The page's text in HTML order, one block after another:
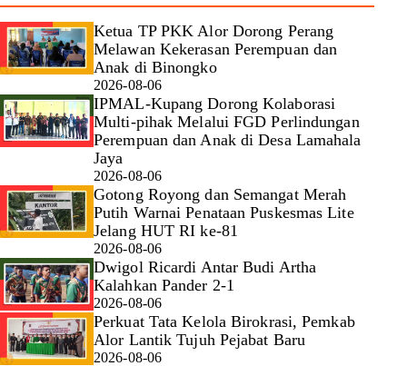
Ketua TP PKK Alor Dorong Perang
Melawan Kekerasan Perempuan dan
Anak di Binongko
2026-08-06
IPMAL-Kupang Dorong Kolaborasi
Multi-pihak Melalui FGD Perlindungan
Perempuan dan Anak di Desa Lamahala
Jaya
2026-08-06
Gotong Royong dan Semangat Merah
Putih Warnai Penataan Puskesmas Lite
Jelang HUT RI ke-81
2026-08-06
Dwigol Ricardi Antar Budi Artha
Kalahkan Pander 2-1
2026-08-06
Perkuat Tata Kelola Birokrasi, Pemkab
Alor Lantik Tujuh Pejabat Baru
2026-08-06